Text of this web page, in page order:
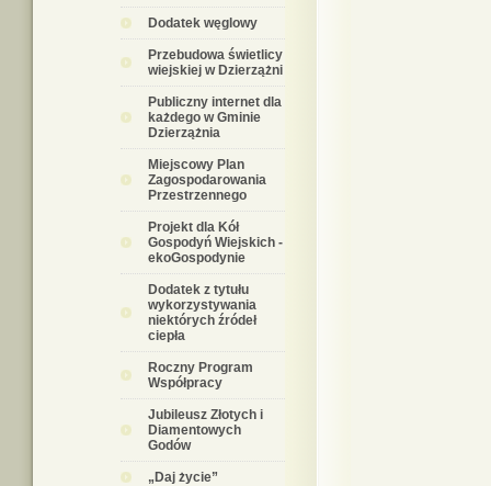
Dodatek węglowy
Przebudowa świetlicy
wiejskiej w Dzierzążni
Publiczny internet dla
każdego w Gminie
Dzierzążnia
Miejscowy Plan
Zagospodarowania
Przestrzennego
Projekt dla Kół
Gospodyń Wiejskich -
ekoGospodynie
Dodatek z tytułu
wykorzystywania
niektórych źródeł
ciepła
Roczny Program
Współpracy
Jubileusz Złotych i
Diamentowych
Godów
„Daj życie”